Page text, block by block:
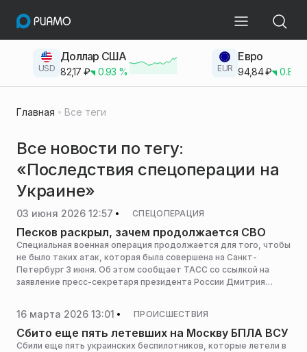
USD
Доллар США
82,17 ₽ 0.93 % EUR
Евро
94,84₽ 0.83
Главная Все теги
Все новости по тегу:
«Последствия спецоперации на
Украине»
03 июня 2026 12:57 СПЕЦОПЕРАЦИЯ
Песков раскрыл, зачем продолжается СВО
Специальная военная операция продолжается для того, чтобы
не было таких атак, которая была совершена на Санкт-
Петербург 3 июня. Об этом сообщает ТАСС со ссылкой на
заявление пресс-секретаря президента России Дмитрия
16 марта 2026 13:01 ПРОИСШЕСТВИЯ
Сбито еще пять летевших на Москву БПЛА ВСУ
Сбили еще пять украинских беспилотников, которые летели в